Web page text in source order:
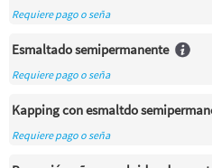
Requiere pago o seña
Esmaltado semipermanente
Requiere pago o seña
Kapping con esmaltdo
Requiere pago o seña